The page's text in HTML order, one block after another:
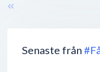
Senaste från